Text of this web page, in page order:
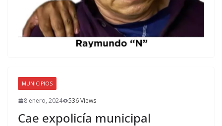
MUNICIPIOS
8 enero, 2024 536 Views
Cae expolicía municipal